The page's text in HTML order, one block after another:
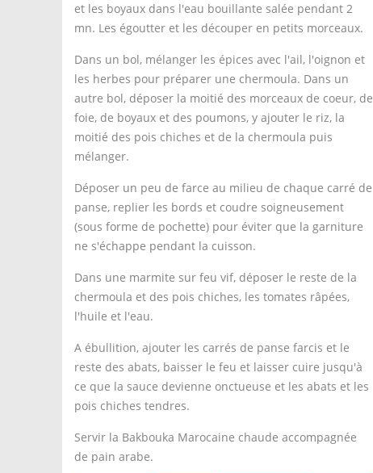
et les boyaux dans l'eau bouillante salée pendant 2
mn. Les égoutter et les découper en petits morceaux.
Dans un bol, mélanger les épices avec l'ail, l'oignon et
les herbes pour préparer une chermoula. Dans un
autre bol, déposer la moitié des morceaux de coeur, de
foie, de boyaux et des poumons, y ajouter le riz, la
moitié des pois chiches et de la chermoula puis
mélanger.
Déposer un peu de farce au milieu de chaque carré de
panse, replier les bords et coudre soigneusement
(sous forme de pochette) pour éviter que la garniture
ne s'échappe pendant la cuisson.
Dans une marmite sur feu vif, déposer le reste de la
chermoula et des pois chiches, les tomates râpées,
l'huile et l'eau.
A ébullition, ajouter les carrés de panse farcis et le
reste des abats, baisser le feu et laisser cuire jusqu'à
ce que la sauce devienne onctueuse et les abats et les
pois chiches tendres.
Servir la Bakbouka Marocaine chaude accompagnée
de pain arabe.